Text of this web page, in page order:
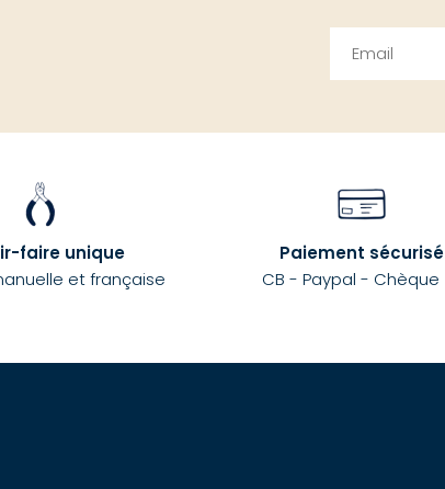
faire unique
et française
Paiement sécurisé
CB - Paypal - Chèque